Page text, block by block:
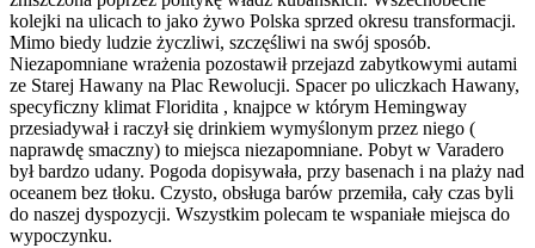
kolejki na ulicach to jako żywo Polska sprzed okresu transformacji.
Mimo biedy ludzie życzliwi, szczęśliwi na swój sposób.
Niezapomniane wrażenia pozostawił przejazd zabytkowymi autami
ze Starej Hawany na Plac Rewolucji. Spacer po uliczkach Hawany,
specyficzny klimat Floridita , knajpce w którym Hemingway
przesiadywał i raczył się drinkiem wymyślonym przez niego (
naprawdę smaczny) to miejsca niezapomniane. Pobyt w Varadero
był bardzo udany. Pogoda dopisywała, przy basenach i na plaży nad
oceanem bez tłoku. Czysto, obsługa barów przemiła, cały czas byli
do naszej dyspozycji. Wszystkim polecam te wspaniałe miejsca do
wypoczynku.